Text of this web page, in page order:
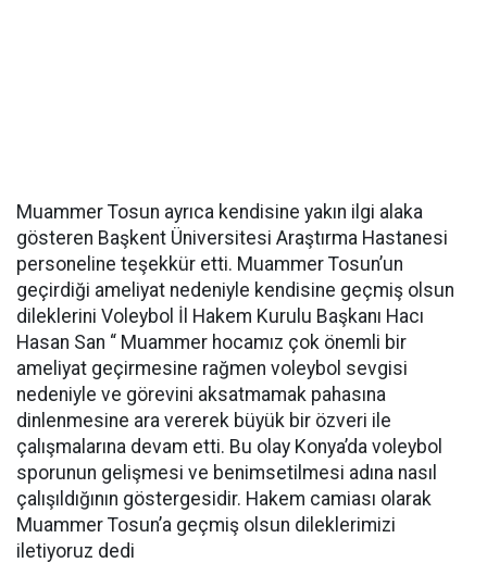
Muammer Tosun ayrıca kendisine yakın ilgi alaka
gösteren Başkent Üniversitesi Araştırma Hastanesi
personeline teşekkür etti. Muammer Tosun’un
geçirdiği ameliyat nedeniyle kendisine geçmiş olsun
dileklerini Voleybol İl Hakem Kurulu Başkanı Hacı
Hasan San “ Muammer hocamız çok önemli bir
ameliyat geçirmesine rağmen voleybol sevgisi
nedeniyle ve görevini aksatmamak pahasına
dinlenmesine ara vererek büyük bir özveri ile
çalışmalarına devam etti. Bu olay Konya’da voleybol
sporunun gelişmesi ve benimsetilmesi adına nasıl
çalışıldığının göstergesidir. Hakem camiası olarak
Muammer Tosun’a geçmiş olsun dileklerimizi
iletiyoruz dedi